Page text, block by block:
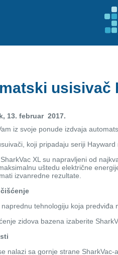
usisivač
13. februar 2017.
iz svoje ponude izdvaja
koji pripadaju seriji
XL su napravljeni od
uštedu električne
izvanredne rezultate.
naprednu tehnologiju koja
zidova bazena izaberite
nalazi sa gornje strane SharkVac-